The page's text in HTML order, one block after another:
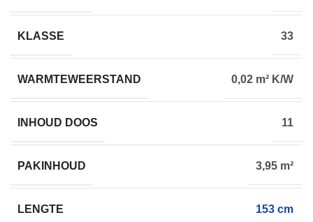
KLASSE 33
WARMTEWEERSTAND 0,02 m² K/W
INHOUD DOOS 11
PAKINHOUD 3,95 m²
LENGTE 153 cm